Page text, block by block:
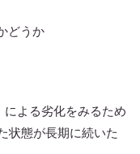
どうか
による劣化をみるため
状態が長期に続いた